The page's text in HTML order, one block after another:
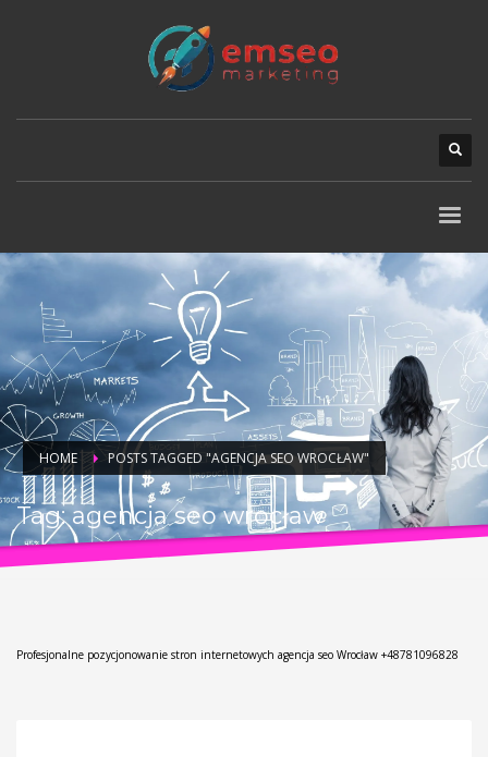
HOME POSTS TAGGED "AGENCJA SEO WROCŁAW"
Tag: agencja seo wrocław
Profesjonalne pozycjonowanie stron internetowych agencja seo Wrocław +48781096828